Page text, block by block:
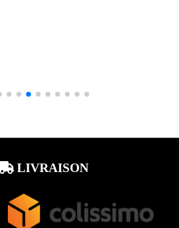
LIVRAISON